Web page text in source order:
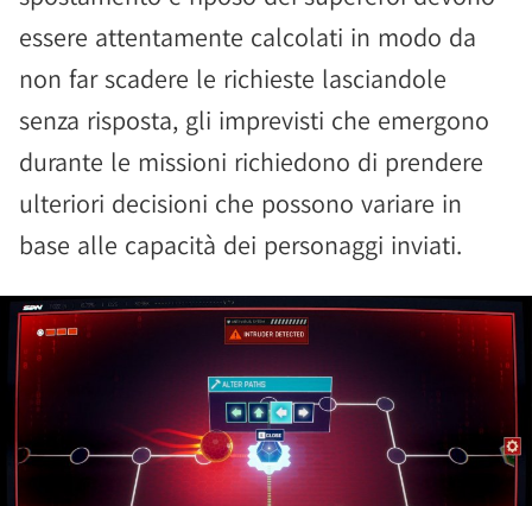
essere attentamente calcolati in modo da
non far scadere le richieste lasciandole
senza risposta, gli imprevisti che emergono
durante le missioni richiedono di prendere
ulteriori decisioni che possono variare in
base alle capacità dei personaggi inviati.